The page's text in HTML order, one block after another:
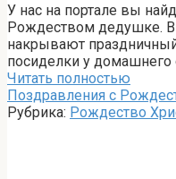
У нас на портале вы
Рождеством дедушке. В
накрывают
посиделки у домашнего
Читать полностью
Поздравления с
Рубрика: Рождество